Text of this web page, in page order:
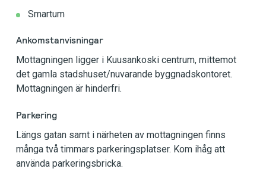
Smartum
Ankomstanvisningar
Mottagningen ligger i Kuusankoski centrum, mittemot
det gamla stadshuset/nuvarande byggnadskontoret.
Mottagningen är hinderfri.
Parkering
Längs gatan samt i närheten av mottagningen finns
många två timmars parkeringsplatser. Kom ihåg att
använda parkeringsbricka.